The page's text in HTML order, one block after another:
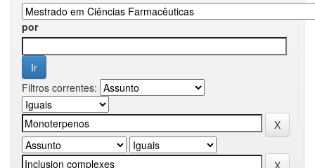
por
Filtros correntes: